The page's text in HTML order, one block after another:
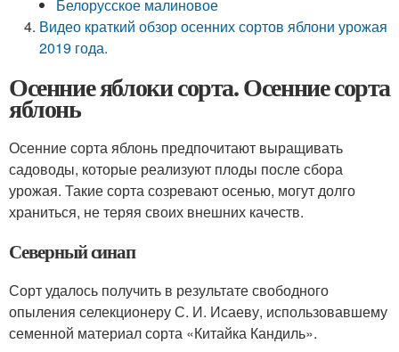
Белорусское малиновое
Видео краткий обзор осенних сортов яблони урожая
2019 года.
Осенние яблоки сорта. Осенние сорта
яблонь
Осенние сорта яблонь предпочитают выращивать
садоводы, которые реализуют плоды после сбора
урожая. Такие сорта созревают осенью, могут долго
храниться, не теряя своих внешних качеств.
Северный синап
Сорт удалось получить в результате свободного
опыления селекционеру С. И. Исаеву, использовавшему
семенной материал сорта «Китайка Кандиль».